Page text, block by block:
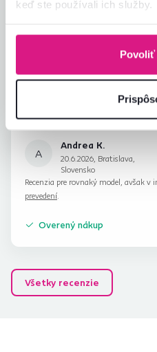
keď ste používali ich služby.
Povoliť
1recenzia
Zodpovedá
Zabalenie
Pomer
A
Andrea K.
20.6.2026, Bratislava,
Slovensko
Recenzia pre rovnaký model, avšak v
prevedení.
Overený nákup
Všetky recenzie